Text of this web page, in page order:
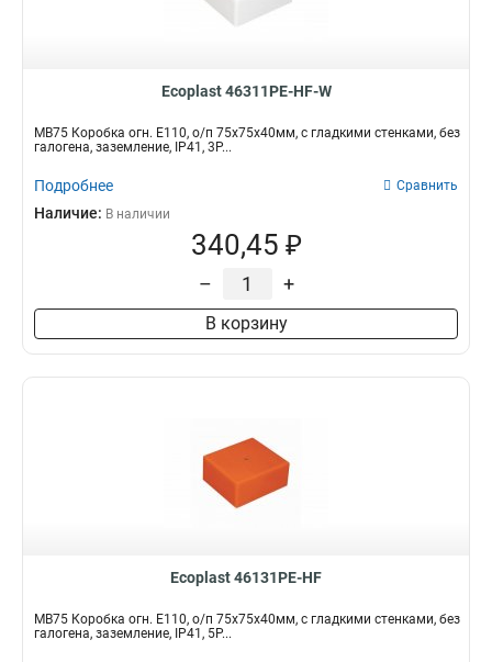
Ecoplast 46311PE-HF-W
MB75 Коробка огн. E110, о/п 75х75х40мм, с гладкими стенками, без
галогена, заземление, IP41, 3P...
Подробнее Сравнить
Наличие: В наличии
340,45 ₽
– +
В корзину
Ecoplast 46131PE-HF
MB75 Коробка огн. E110, о/п 75х75х40мм, с гладкими стенками, без
галогена, заземление, IP41, 5P...